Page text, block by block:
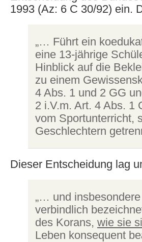
1993 (Az: 6 C 30/92) ein.
„… Führt ein
eine 13-jährige
Hinblick auf die
zu einem
4 Abs. 1 und 2 GG
2 i.V.m. Art. 4 Abs. 1
vom Sportunterricht,
Geschlechtern
Dieser Entscheidung lag
„… und
verbindlich
des Korans, wie sie
Leben konsequent